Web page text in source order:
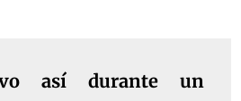
así durante un